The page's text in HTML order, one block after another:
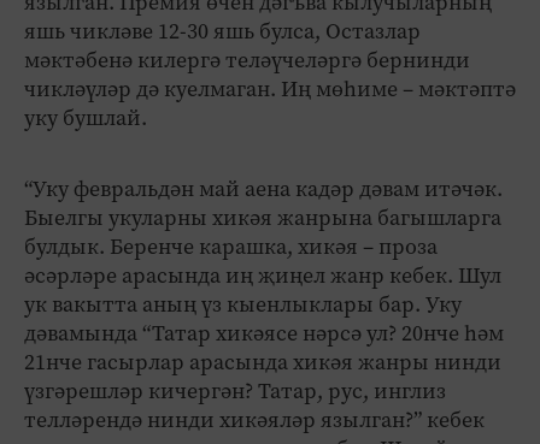
яшь чикләве 12-30 яшь булса, Остазлар
мәктәбенә килергә теләүчеләргә бернинди
чикләүләр дә куелмаган. Иң мөһиме – мәктәптә
уку бушлай.
“Уку февральдән май аена кадәр дәвам итәчәк.
Быелгы укуларны хикәя жанрына багышларга
булдык. Беренче карашка, хикәя – проза
әсәрләре арасында иң җиңел жанр кебек. Шул
ук вакытта аның үз кыенлыклары бар. Уку
дәвамында “Татар хикәясе нәрсә ул? 20нче һәм
21нче гасырлар арасында хикәя жанры нинди
үзгәрешләр кичергән? Татар, рус, инглиз
телләрендә нинди хикәяләр язылган?” кебек